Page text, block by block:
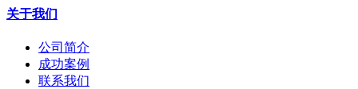
关于我们
公司简介
成功案例
联系我们